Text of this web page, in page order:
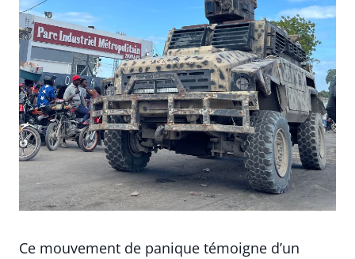
Ce mouvement de panique témoigne d’un